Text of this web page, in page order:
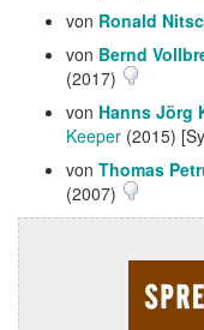
von Ronald
von Bernd
(2017)
von Hanns Jörg
Keeper (2015)
von Thomas
(2007)